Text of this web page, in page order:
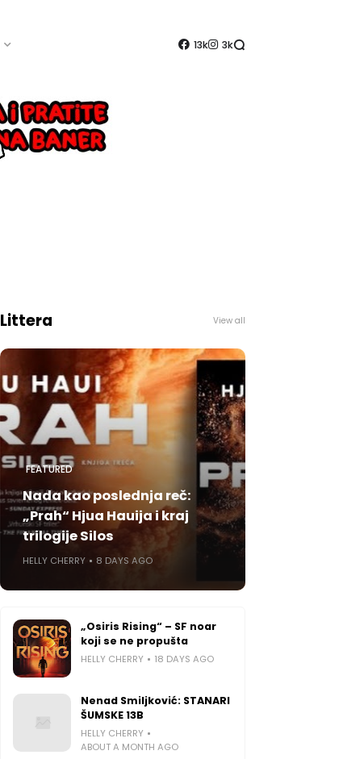
13k 3k
Littera View all
FEATURED
Nada kao poslednja reč:
„Prah“ Hjua Hauija i kraj
trilogije Silos
HELLY CHERRY 8 DAYS AGO
„Osiris Rising“ – SF noar
koji se ne propušta
HELLY CHERRY 18 DAYS AGO
Nenad Smiljković: STANARI
ŠUMSKE 13B
HELLY CHERRY
ABOUT A MONTH AGO